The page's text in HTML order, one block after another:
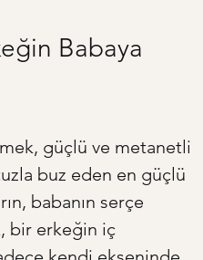
Babaya
güçlü ve metanetli
buz eden en güçlü
babanın serçe
bir erkeğin iç